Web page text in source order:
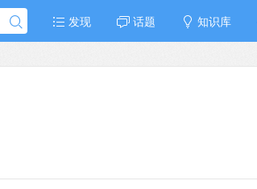
发现 话题 知识库